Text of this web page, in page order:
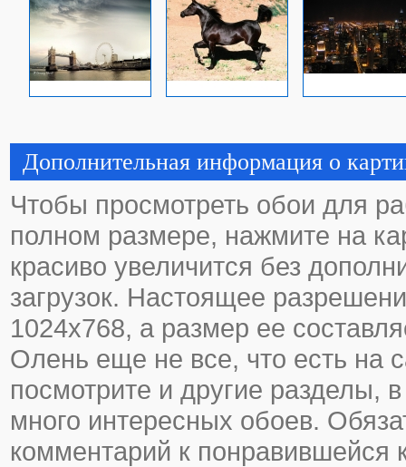
Дополнительная информация о
Чтобы просмотреть обои для
полном размере, нажмите на
красиво увеличится без
загрузок. Настоящее
1024х768, а размер ее
Олень еще не все, что есть на
посмотрите и другие разделы,
много интересных обоев.
комментарий к понравившейся